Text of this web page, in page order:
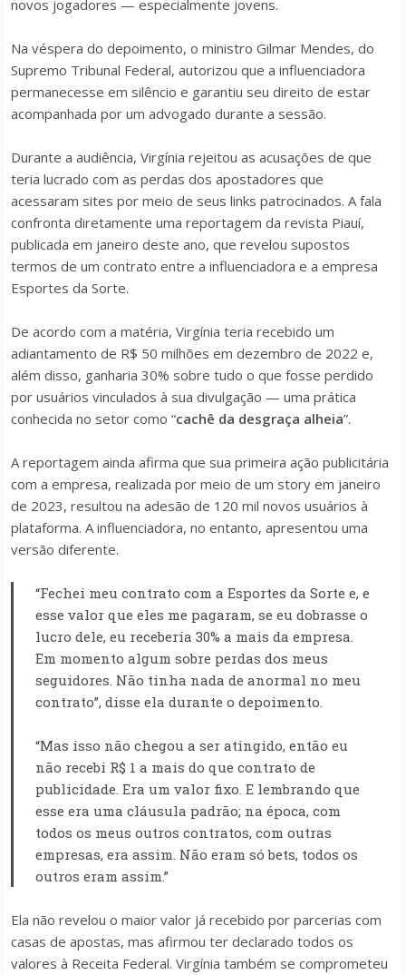
novos jogadores — especialmente jovens.
Na véspera do depoimento, o ministro Gilmar Mendes, do
Supremo Tribunal Federal, autorizou que a influenciadora
permanecesse em silêncio e garantiu seu direito de estar
acompanhada por um advogado durante a sessão.
Durante a audiência, Virgínia rejeitou as acusações de que
teria lucrado com as perdas dos apostadores que
acessaram sites por meio de seus links patrocinados. A fala
confronta diretamente uma reportagem da revista Piauí,
publicada em janeiro deste ano, que revelou supostos
termos de um contrato entre a influenciadora e a empresa
Esportes da Sorte.
De acordo com a matéria, Virgínia teria recebido um
adiantamento de R$ 50 milhões em dezembro de 2022 e,
além disso, ganharia 30% sobre tudo o que fosse perdido
por usuários vinculados à sua divulgação — uma prática
conhecida no setor como “cachê da desgraça alheia”.
A reportagem ainda afirma que sua primeira ação publicitária
com a empresa, realizada por meio de um story em janeiro
de 2023, resultou na adesão de 120 mil novos usuários à
plataforma. A influenciadora, no entanto, apresentou uma
versão diferente.
“Fechei meu contrato com a Esportes da Sorte e, e
esse valor que eles me pagaram, se eu dobrasse o
lucro dele, eu receberia 30% a mais da empresa.
Em momento algum sobre perdas dos meus
seguidores. Não tinha nada de anormal no meu
contrato”, disse ela durante o depoimento.
“Mas isso não chegou a ser atingido, então eu
não recebi R$ 1 a mais do que contrato de
publicidade. Era um valor fixo. E lembrando que
esse era uma cláusula padrão; na época, com
todos os meus outros contratos, com outras
empresas, era assim. Não eram só bets, todos os
outros eram assim.”
Ela não revelou o maior valor já recebido por parcerias com
casas de apostas, mas afirmou ter declarado todos os
valores à Receita Federal. Virgínia também se comprometeu